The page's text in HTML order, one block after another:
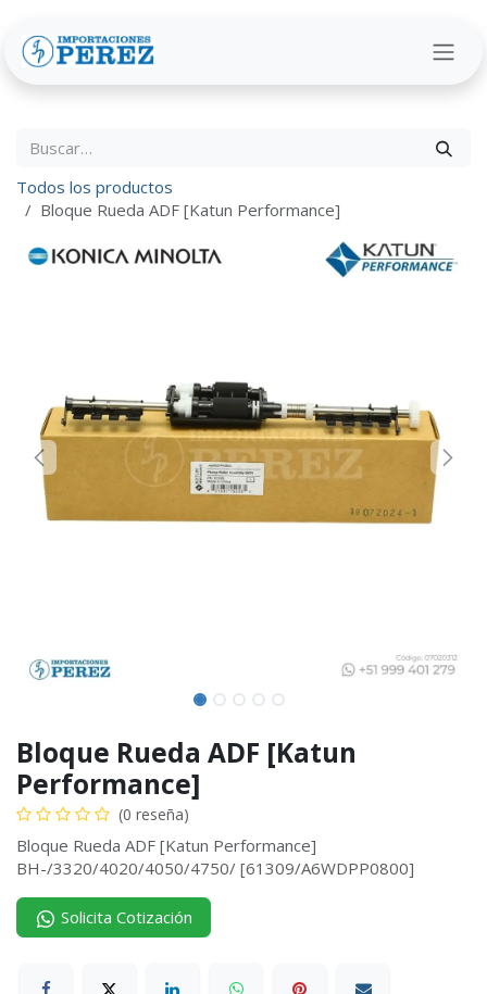
Todos los productos
Bloque Rueda ADF [Katun Performance]
Bloque Rueda ADF [Katun
Performance]
(0 reseña)
Bloque Rueda ADF [Katun Performance]
BH-/3320/4020/4050/4750/ [61309/A6WDPP0800]
Solicita Cotización